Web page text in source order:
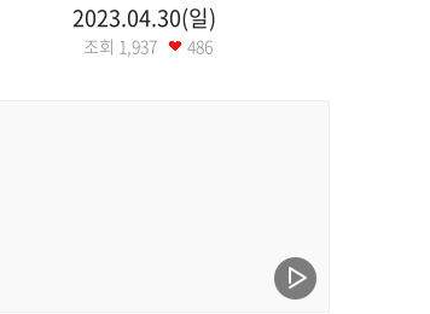
2023.04.30(일)
조회 1,937 486